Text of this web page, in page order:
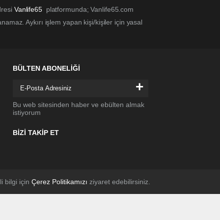
Vanlife65 platformunda; Vanlife65.com
Aykırı işlem yapan kişi/kişiler için yasal
BÜLTEN ABONELİĞİ
+
Bu web sitesinden haber ve ebülten almak
istiyorum
BİZİ TAKİP ET
bilgi için Çerez Politikamızı ziyaret edebilirsiniz.